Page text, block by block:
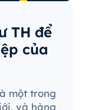
TH để
của
một trong
và hàng